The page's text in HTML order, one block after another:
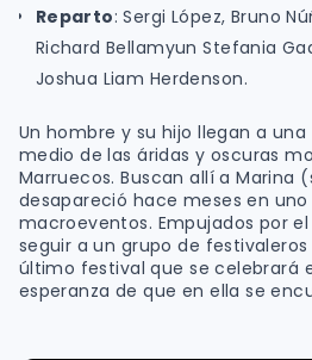
Reparto: Sergi López, Bruno
Richard Bellamyun Stefania
Joshua Liam Herdenson.
Un hombre y su hijo llegan a
medio de las áridas y oscuras
Marruecos. Buscan allí a Marina
desapareció hace meses en uno
macroeventos. Empujados por
seguir a un grupo de
último festival que se celebrará
esperanza de que en ella se